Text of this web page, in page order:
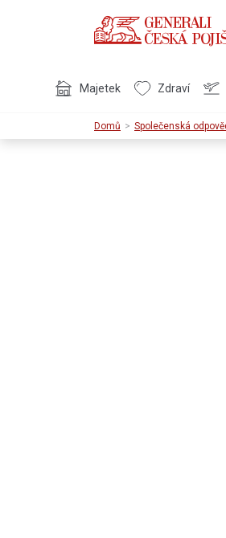
Majetek Zdraví
Domů Společenská